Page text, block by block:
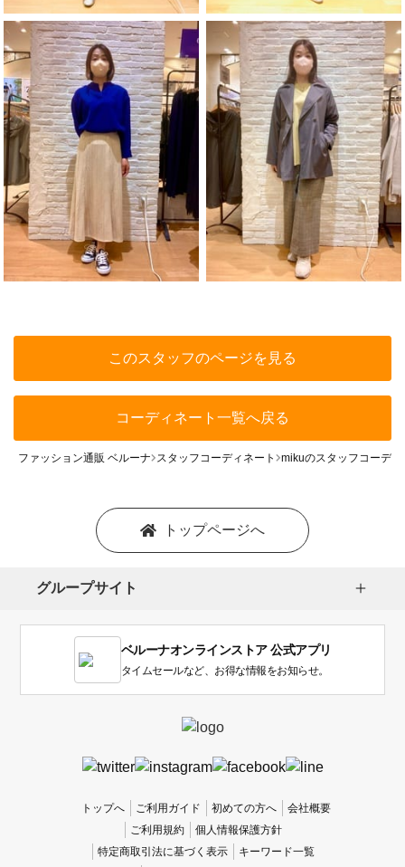
このスタッフのページを見る
コーディネート一覧へ戻る
ファッション通販 ベルーナ スタッフコーディネート mikuのスタッフコーディ
トップページへ
グループサイト
ベルーナオンラインストア 公式アプリ
タイムセールなど、お得な情報をお知らせ。
トップへ ご利用ガイド 初めての方へ
会社概要
ご利用規約
個人情報保護方針
特定商取引法に基づく表示
キーワード一覧